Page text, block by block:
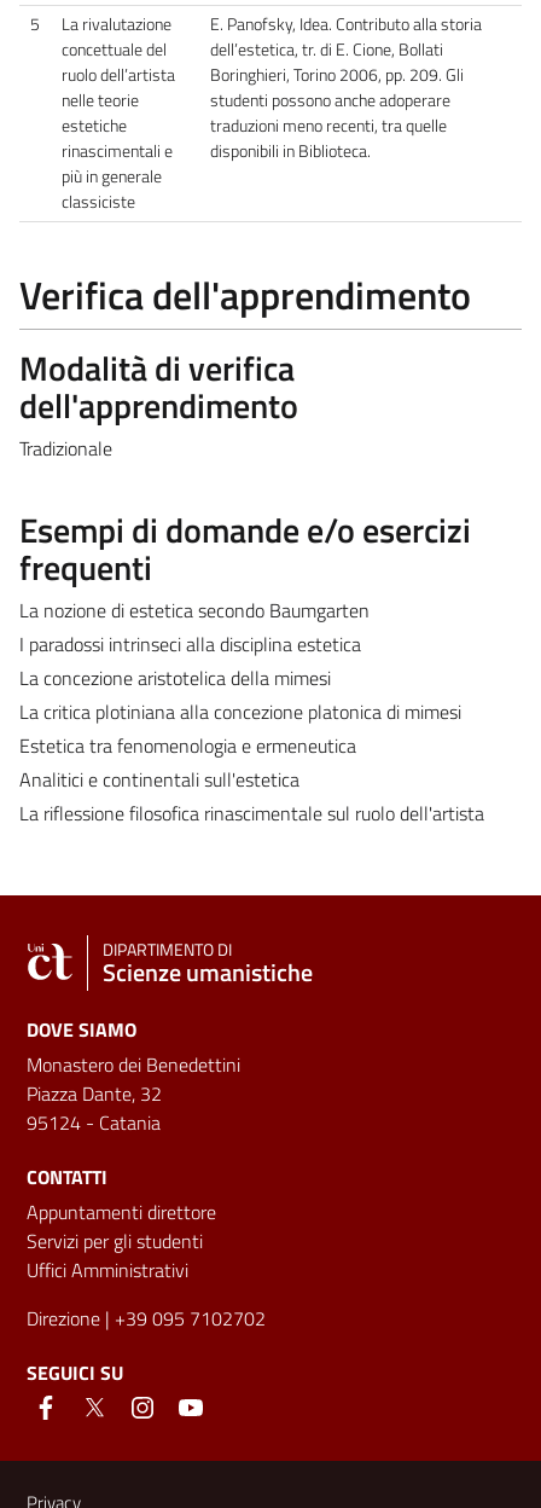
5
La rivalutazione
concettuale del
ruolo dell’artista
nelle teorie
estetiche
rinascimentali e
più in generale
classiciste
E. Panofsky, Idea. Contributo alla storia
dell’estetica, tr. di E. Cione, Bollati
Boringhieri, Torino 2006, pp. 209. Gli
studenti possono anche adoperare
traduzioni meno recenti, tra quelle
disponibili in Biblioteca.
Verifica dell'apprendimento
Modalità di verifica
dell'apprendimento
Tradizionale
Esempi di domande e/o esercizi
frequenti
La nozione di estetica secondo Baumgarten
I paradossi intrinseci alla disciplina estetica
La concezione aristotelica della mimesi
La critica plotiniana alla concezione platonica di mimesi
Estetica tra fenomenologia e ermeneutica
Analitici e continentali sull'estetica
La riflessione filosofica rinascimentale sul ruolo dell'artista
DIPARTIMENTO DI
Scienze umanistiche
DOVE SIAMO
Monastero dei Benedettini
Piazza Dante, 32
95124 - Catania
CONTATTI
Appuntamenti direttore
Servizi per gli studenti
Uffici Amministrativi
Direzione | +39 095 7102702
SEGUICI SU
Link e informazioni utili
Privacy